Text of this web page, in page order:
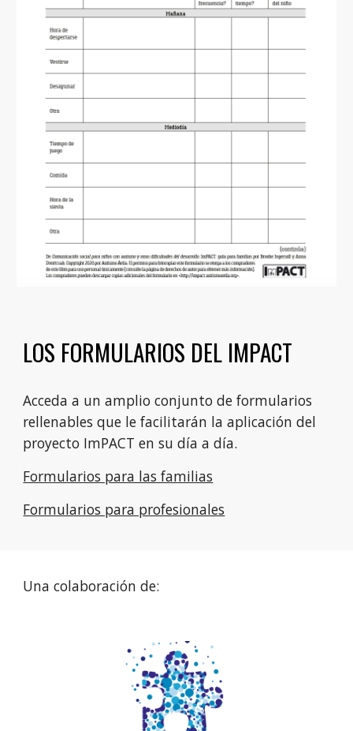
LOS FORMULARIOS DEL IMPACT
Acceda a un amplio conjunto de formularios
rellenables que le facilitarán la aplicación del
proyecto ImPACT en su día a día.
Formularios para las familias
Formularios para profesionales
Una colaboración de: